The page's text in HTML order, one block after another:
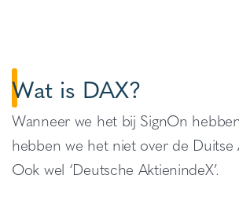
Wat is DAX?
Wanneer we het bij SignOn
hebben we het niet over de Duitse
Ook wel ‘Deutsche AktienindeX’.